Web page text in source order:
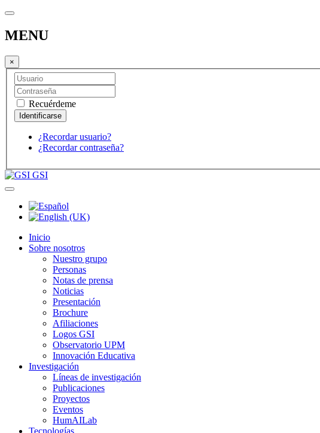
MENU
×
Recuérdeme
¿Recordar usuario?
¿Recordar contraseña?
GSI
Inicio
Sobre nosotros
Nuestro grupo
Personas
Notas de prensa
Noticias
Presentación
Brochure
Afiliaciones
Logos GSI
Observatorio UPM
Innovación Educativa
Investigación
Líneas de investigación
Publicaciones
Proyectos
Eventos
HumAILab